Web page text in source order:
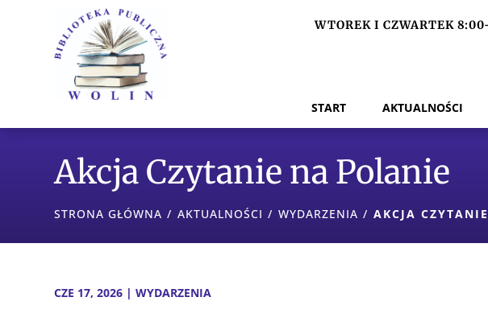
WTOREK I CZWARTEK
START AKTUALNOŚCI
Akcja Czytanie na Polanie
STRONA GŁÓWNA /AKTUALNOŚCI /WYDARZENIA /AKCJA
CZE 17, 2026 |WYDARZENIA